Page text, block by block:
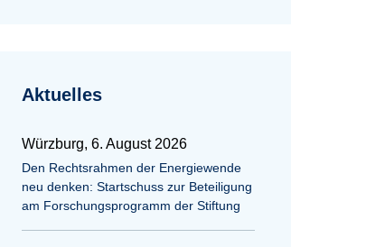
Aktuelles
Würzburg, 6. August 2026
Den Rechtsrahmen der Energiewende
neu denken: Startschuss zur Beteiligung
am Forschungsprogramm der Stiftung